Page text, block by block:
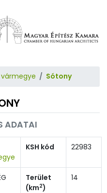
vármegye Sótony
ADATAI
KSH kód 22983
Terület
(km2)
14